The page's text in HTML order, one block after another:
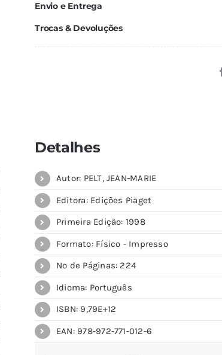
Envio e Entrega
Trocas & Devoluções
Detalhes
Autor: PELT, JEAN-MARIE
Editora: Edições Piaget
Primeira Edição: 1998
Formato: Físico - Impresso
Nº de Páginas: 224
Idioma: Português
ISBN: 9,79E+12
EAN: 978-972-771-012-6